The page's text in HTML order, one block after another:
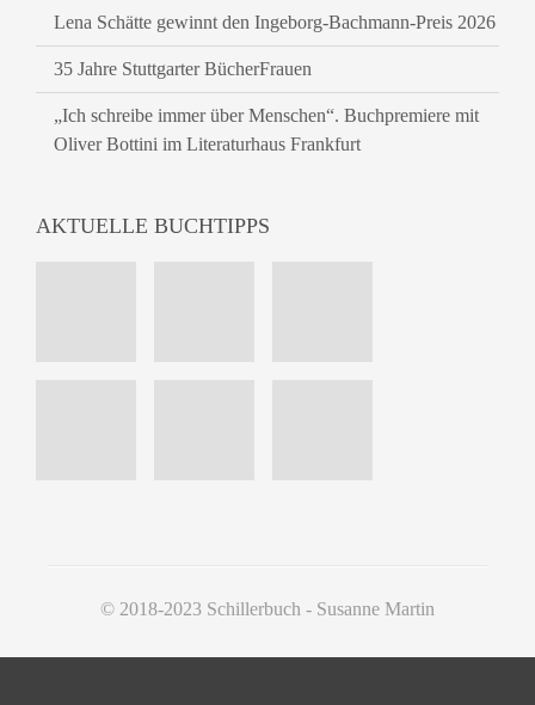
Lena Schätte gewinnt den Ingeborg-Bachmann-Preis 2026
35 Jahre Stuttgarter BücherFrauen
„Ich schreibe immer über Menschen“. Buchpremiere mit
Oliver Bottini im Literaturhaus Frankfurt
AKTUELLE BUCHTIPPS
© 2018-2023 Schillerbuch - Susanne Martin